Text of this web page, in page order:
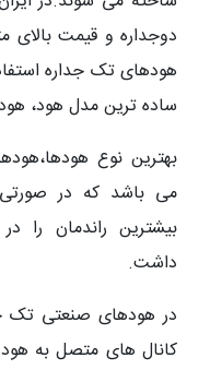
دوجداره و قیمت بالای
هودهای تک جداره
ساده ترین مدل هود،
بهترین نوع
می باشد که در
بیشترین راندمان را
داشت.
در هودهای صنعتی تک
کانال های متصل به